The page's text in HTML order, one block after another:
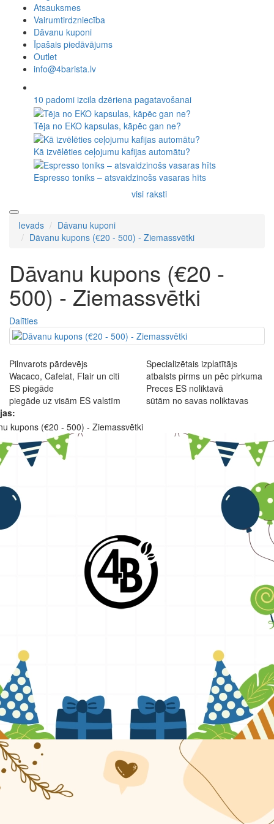
Atsauksmes
Vairumtirdzniecība
Dāvanu kuponi
Īpašais piedāvājums
Outlet
info@4barista.lv
10 padomi izcila dzēriena pagatavošanai
Tēja no EKO kapsulas, kāpēc gan ne?
Kā izvēlēties ceļojumu kafijas automātu?
Espresso toniks – atsvaidzinošs vasaras hīts
visi raksti
Ievads
Dāvanu kuponi
Dāvanu kupons (€20 - 500) - Ziemassvētki
Dāvanu kupons (€20 -
500) - Ziemassvētki
Dalīties
Pilnvarots pārdevējs
Wacaco, Cafelat, Flair un citi
Specializētais izplatītājs
atbalsts pirms un pēc pirkuma
ES piegāde
piegāde uz visām ES valstīm
Preces ES noliktavā
sūtām no savas noliktavas